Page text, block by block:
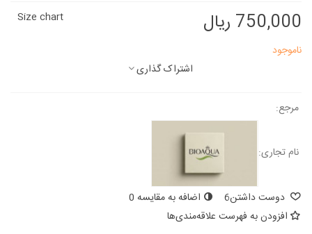
750,000 ریال
Size chart
ناموجود
اشتراک گذاری
مرجع:
نام تجاری:
دوست داشتن6 اضافه به مقایسه 0
افزودن به فهرست علاقه‌مندی‌ها